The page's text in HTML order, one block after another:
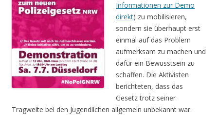
Informationen zur Demo
direkt) zu mobilisieren,
sondern sie überhaupt erst
einmal auf das Problem
aufmerksam zu machen und
dafür ein Bewusstsein zu
schaffen. Die Aktivisten
berichteten, dass das
Gesetz trotz seiner
Tragweite bei den Jugendlichen allgemein unbekannt war.